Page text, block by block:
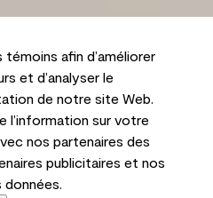
afin d’améliorer
et d’analyser le
de notre site Web.
l’information sur votre
nos partenaires des
publicitaires et nos
données.